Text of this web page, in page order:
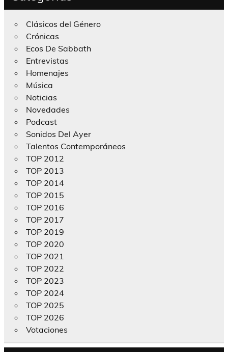
Clásicos del Género
Crónicas
Ecos De Sabbath
Entrevistas
Homenajes
Música
Noticias
Novedades
Podcast
Sonidos Del Ayer
Talentos Contemporáneos
TOP 2012
TOP 2013
TOP 2014
TOP 2015
TOP 2016
TOP 2017
TOP 2019
TOP 2020
TOP 2021
TOP 2022
TOP 2023
TOP 2024
TOP 2025
TOP 2026
Votaciones